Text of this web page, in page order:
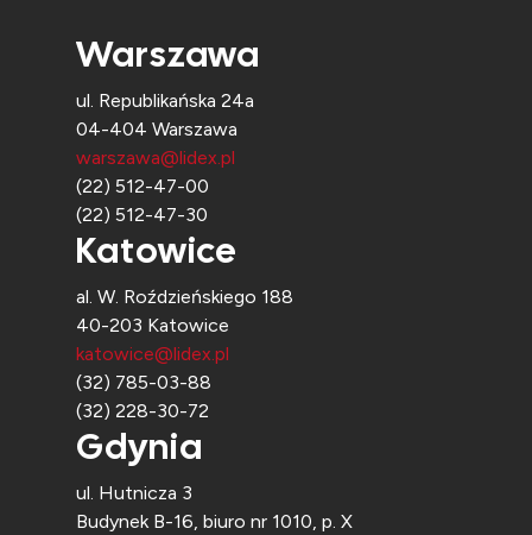
Warszawa
ul. Republikańska 24a
04-404 Warszawa
warszawa@lidex.pl
(22) 512-47-00
(22) 512-47-30
Katowice
al. W. Roździeńskiego 188
40-203 Katowice
katowice@lidex.pl
(32) 785-03-88
(32) 228-30-72
Gdynia
ul. Hutnicza 3
Budynek B-16, biuro nr 1010, p. X